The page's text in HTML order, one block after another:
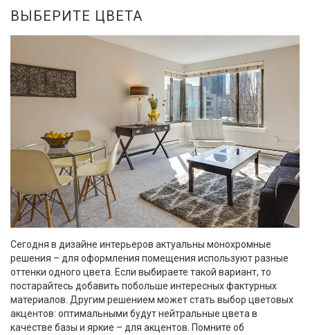
ВЫБЕРИТЕ ЦВЕТА
Сегодня в дизайне интерьеров актуальны монохромные
решения – для оформления помещения используют разные
оттенки одного цвета. Если выбираете такой вариант, то
постарайтесь добавить побольше интересных фактурных
материалов. Другим решением может стать выбор цветовых
акцентов: оптимальными будут нейтральные цвета в
качестве базы и яркие – для акцентов. Помните об